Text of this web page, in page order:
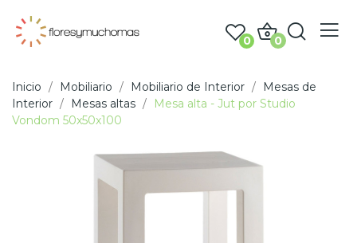
0 0
Inicio Mobiliario Mobiliario de Interior
Mesas de
Interior
Mesas altas
Mesa alta - Jut por Studio
Vondom 50x50x100